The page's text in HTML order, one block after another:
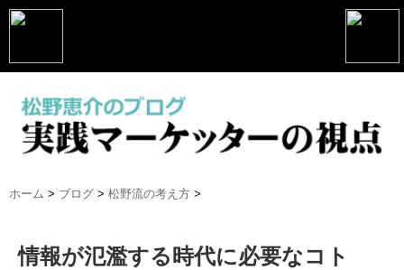
松野恵介プロフィール
会社概要
スケジュール
ホーム > ブログ > 松野流の考え方 >
情報が氾濫する時代に必要なコト